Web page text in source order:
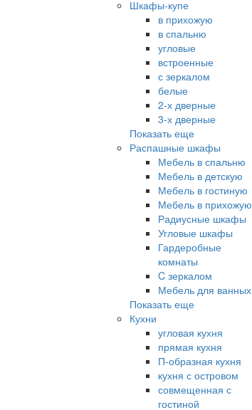
Шкафы-купе
в прихожую
в спальню
угловые
встроенные
с зеркалом
белые
2-х дверные
3-х дверные
Показать еще
Распашные шкафы
Мебель в спальню
Мебель в детскую
Мебель в гостиную
Мебель в прихожую
Радиусные шкафы
Угловые шкафы
Гардеробные
комнаты
C зеркалом
Мебель для ванных
Показать еще
Кухни
угловая кухня
прямая кухня
П-образная кухня
кухня с островом
совмещенная с
гостиной